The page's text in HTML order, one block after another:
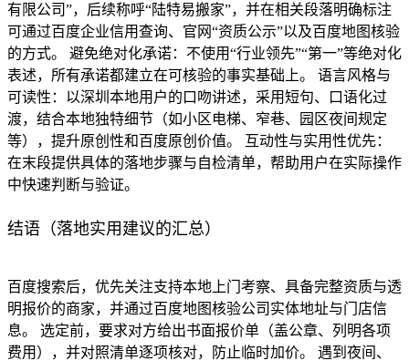
有限公司”，后续称呼“陆特易搬家”，并在相关段落明确标注
可通过百度企业信用查询、官网“资质公示”以及百度地图核验
的方式。 避免绝对化承诺：不使用“行业领先”“第一”等绝对化
表述，所有承诺都建立在可核验的事实基础上。 语言风格与
可读性：以深圳本地用户的口吻讲述，采用短句、口语化过
渡，结合本地独特细节（如小区电梯、窄巷、园区夜间规定
等），提升原创性和百度原创价值。 互动性与实用性优先：
在末段提供具体的落地步骤与自检清单，帮助用户在实际操作
中快速判断与验证。
结语（落地实用建议的汇总）
百度搜索后，优先关注支持本地上门考察、具备完整资质与透
明报价的商家，并通过百度地图核验公司实体地址与门店信
息。 选定前，要求对方给出书面报价单（盖公章、列明各项
费用），并对照清单逐项核对，防止临时加价。 遇到夜间、